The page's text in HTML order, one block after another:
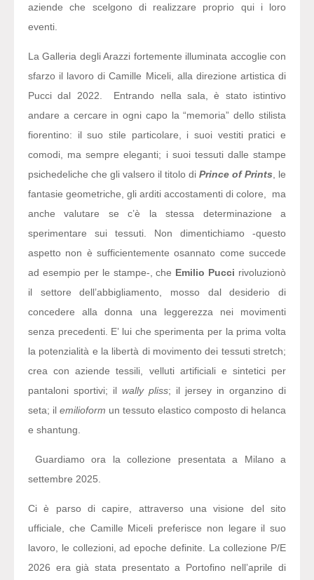
aziende che scelgono di realizzare proprio qui i loro
eventi.
La Galleria degli Arazzi fortemente illuminata accoglie con
sfarzo il lavoro di Camille Miceli, alla direzione artistica di
Pucci dal 2022. Entrando nella sala, è stato istintivo
andare a cercare in ogni capo la “memoria” dello stilista
fiorentino: il suo stile particolare, i suoi vestiti pratici e
comodi, ma sempre eleganti; i suoi tessuti dalle stampe
psichedeliche che gli valsero il titolo di Prince of Prints , le
fantasie geometriche, gli arditi accostamenti di colore, ma
anche valutare se c’è la stessa determinazione a
sperimentare sui tessuti. Non dimentichiamo -questo
aspetto non è sufficientemente osannato come succede
ad esempio per le stampe-, che Emilio Pucci rivoluzionò
il settore dell’abbigliamento, mosso dal desiderio di
concedere alla donna una leggerezza nei movimenti
senza precedenti. E’ lui che sperimenta per la prima volta
la potenzialità e la libertà di movimento dei tessuti stretch;
crea con aziende tessili, velluti artificiali e sintetici per
pantaloni sportivi; il wally pliss; il jersey in organzino di
seta; il emilioform un tessuto elastico composto di helanca
e shantung.
Guardiamo ora la collezione presentata a Milano a
settembre 2025.
Ci è parso di capire, attraverso una visione del sito
ufficiale, che Camille Miceli preferisce non legare il suo
lavoro, le collezioni, ad epoche definite. La collezione P/E
2026 era già stata presentato a Portofino nell’aprile di